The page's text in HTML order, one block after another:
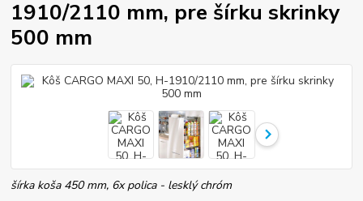
1910/2110 mm, pre šírku skrinky
500 mm
šírka koša 450 mm, 6x polica - lesklý chróm